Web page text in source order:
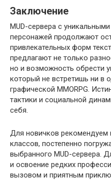
Заключение
MUD-сервера с
персонажей продолжают
привлекательных форм
предлагают не только
но и возможность обрести
который не встретишь ни в
графической MMORPG.
тактики и социальной
себя.
Для новичков рекомендуем
классов, постепенно
выбранного MUD-сервера.
и освоение редких
вызовом и приятным